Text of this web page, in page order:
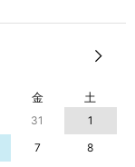
金 土
31
1
7
8